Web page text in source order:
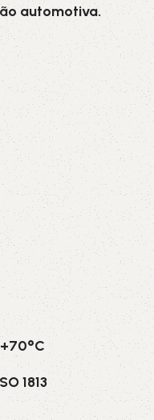
automotiva.
1813